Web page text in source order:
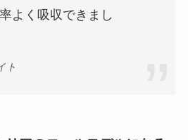
よく吸収できまし
ト